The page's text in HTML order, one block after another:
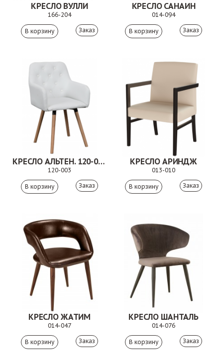
КРЕСЛО ВУЛЛИ
166-204
Заказ
КРЕСЛО САНАИН
014-094
Заказ
КРЕСЛО АЛЬТЕН. 120-003
120-003
Заказ
КРЕСЛО АРИНДЖ
013-010
Заказ
КРЕСЛО ЖАТИМ
014-047
Заказ
КРЕСЛО ШАНТАЛЬ
014-076
Заказ